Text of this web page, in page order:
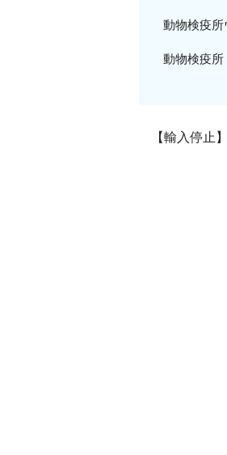
動物検疫所
動物検疫所
【輸入停止